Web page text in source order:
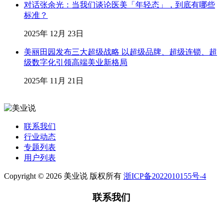
对话张余光：当我们谈论医美「年轻态」，到底有哪些
标准？
2025年 12月 23日
美丽田园发布三大超级战略 以超级品牌、超级连锁、超
级数字化引领高端美业新格局
2025年 11月 21日
联系我们
行业动态
专题列表
用户列表
Copyright © 2026 美业说 版权所有 浙ICP备2022010155号-4
联系我们